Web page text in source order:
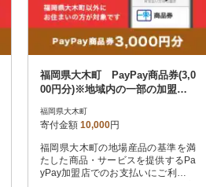
福岡県大木町 PayPay商品券(3,0
00円分)※地域内の一部の加盟店
福岡県大木町
寄付金額 10,000円
福岡県大木町の地場産品の基準を満
たした商品・サービスを提供するPa
yPay加盟店でのお支払いにご利用い